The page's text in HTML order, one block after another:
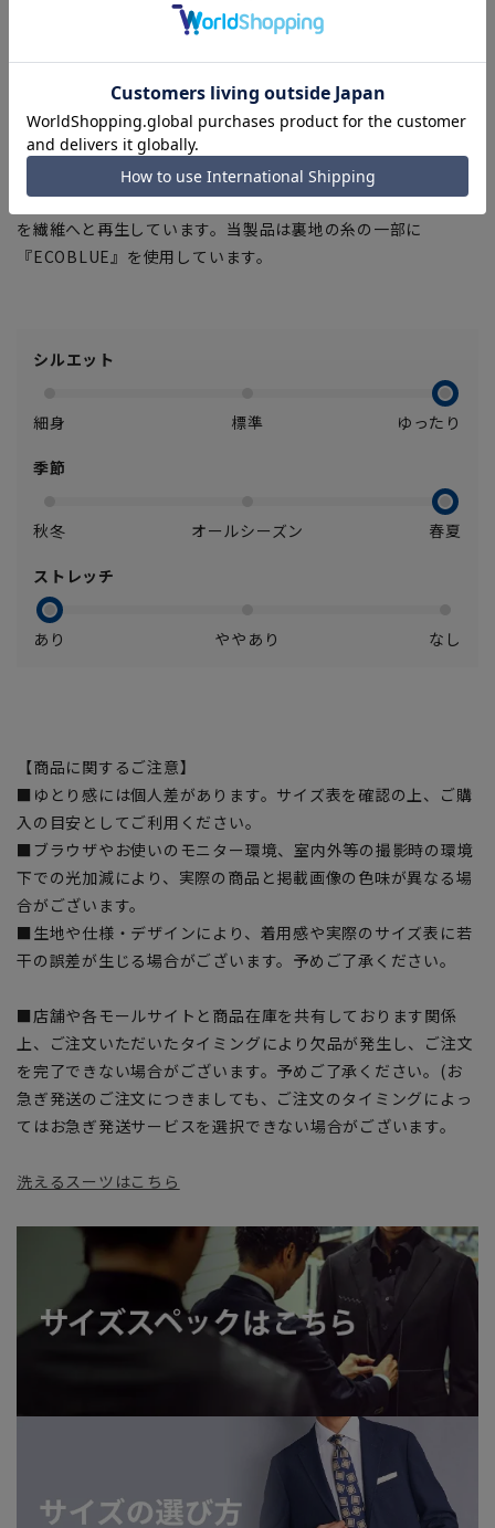
プリーツラインが取れにくく、裾までの綺麗なラインをキー
プ。
■Plastics Smart
この商品はリサイクル原料を使用し、プラスチック・スマート
に賛同しています。
■ECOBLUE(100%リサイクルポリエステル)
『ECOBLUE』はマテリアルリサイクルにより、ペットボトル
を繊維へと再生しています。当製品は裏地の糸の一部に
『ECOBLUE』を使用しています。
シルエット
細身 標準 ゆったり
季節
秋冬 オールシーズン 春夏
ストレッチ
あり ややあり なし
【商品に関するご注意】
■ゆとり感には個人差があります。サイズ表を確認の上、ご購
入の目安としてご利用ください。
■ブラウザやお使いのモニター環境、室内外等の撮影時の環境
下での光加減により、実際の商品と掲載画像の色味が異なる場
合がございます。
■生地や仕様・デザインにより、着用感や実際のサイズ表に若
干の誤差が生じる場合がございます。予めご了承ください。
■店舗や各モールサイトと商品在庫を共有しております関係
上、ご注文いただいたタイミングにより欠品が発生し、ご注文
を完了できない場合がございます。予めご了承ください。(お
急ぎ発送のご注文につきましても、ご注文のタイミングによっ
てはお急ぎ発送サービスを選択できない場合がございます。
洗えるスーツはこちら